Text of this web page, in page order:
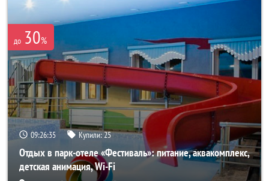
до 30%
09:26:34 Купили:25
Отдых в парк-отеле «Фестиваль»: питание, аквакомплекс,
детская анимация, Wi-Fi